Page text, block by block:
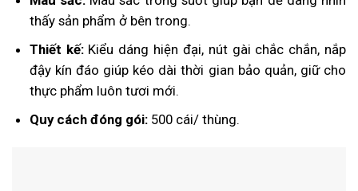
thấy sản phẩm ở bên trong.
Thiết kế:Kiểu dáng hiện đại, nút gài chắc chắn, nắp
đậy kín đáo giúp kéo dài thời gian bảo quản, giữ cho
thực phẩm luôn tươi mới.
Quy cách đóng gói:500 cái/ thùng.